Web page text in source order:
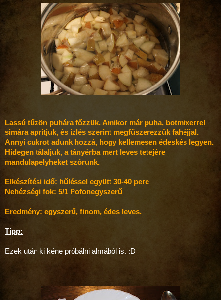
Lassú tűzön puhára főzzük. Amikor már puha, botmixerrel
simára aprítjuk, és ízlés szerint megfűszerezzük fahéjjal.
Annyi cukrot adunk hozzá, hogy kellemesen édeskés legyen.
Hidegen tálaljuk, a tányérba mert leves tetejére
mandulapelyheket szórunk.
Elkészítési idő: hűléssel együtt 30-40 perc
Nehézségi fok: 5/1 Pofonegyszerű
Eredmény: egyszerű, finom, édes leves.
Tipp:
Ezek után ki kéne próbálni almából is. :D